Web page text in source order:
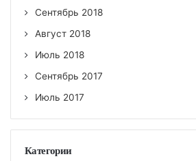
Сентябрь 2018
Август 2018
Июль 2018
Сентябрь 2017
Июль 2017
Категории